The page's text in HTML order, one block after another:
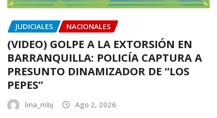
JUDICIALES NACIONALES
(VIDEO) GOLPE A LA EXTORSIÓN EN
BARRANQUILLA: POLICÍA CAPTURA A
PRESUNTO DINAMIZADOR DE “LOS
PEPES”
lina_mbj Ago 2, 2026